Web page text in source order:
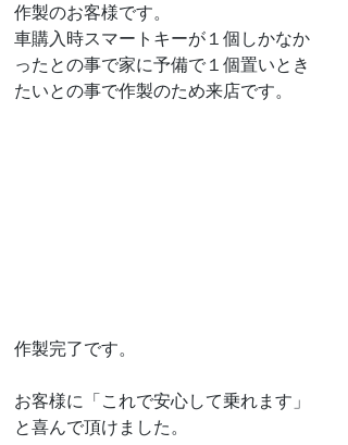
作製のお客様です。
車購入時スマートキーが１個しかなか
ったとの事で家に予備で１個置いとき
たいとの事で作製のため来店です。
作製完了です。
お客様に「これで安心して乗れます」
と喜んで頂けました。